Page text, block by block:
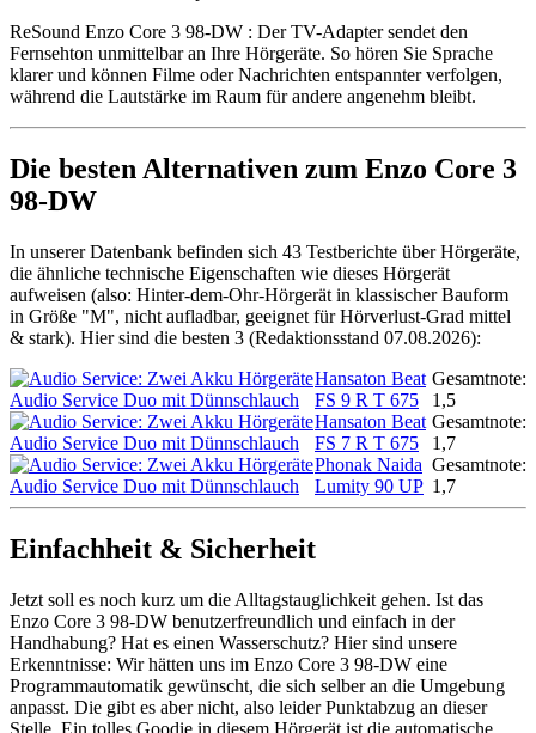
ReSound Enzo Core 3 98-DW : Der TV-Adapter sendet den
Fernsehton unmittelbar an Ihre Hörgeräte. So hören Sie Sprache
klarer und können Filme oder Nachrichten entspannter verfolgen,
während die Lautstärke im Raum für andere angenehm bleibt.
Die besten Alternativen zum Enzo Core 3
98-DW
In unserer Datenbank befinden sich 43 Testberichte über Hörgeräte,
die ähnliche technische Eigenschaften wie dieses Hörgerät
aufweisen (also: Hinter-dem-Ohr-Hörgerät in klassischer Bauform
in Größe "M", nicht aufladbar, geeignet für Hörverlust-Grad mittel
& stark). Hier sind die besten 3 (Redaktionsstand 07.08.2026):
Hansaton Beat
FS 9 R T 675
Gesamtnote:
1,5
Hansaton Beat
FS 7 R T 675
Gesamtnote:
1,7
Phonak Naida
Lumity 90 UP
Gesamtnote:
1,7
Einfachheit & Sicherheit
Jetzt soll es noch kurz um die Alltagstauglichkeit gehen. Ist das
Enzo Core 3 98-DW benutzerfreundlich und einfach in der
Handhabung? Hat es einen Wasserschutz? Hier sind unsere
Erkenntnisse: Wir hätten uns im Enzo Core 3 98-DW eine
Programmautomatik gewünscht, die sich selber an die Umgebung
anpasst. Die gibt es aber nicht, also leider Punktabzug an dieser
Stelle. Ein tolles Goodie in diesem Hörgerät ist die automatische